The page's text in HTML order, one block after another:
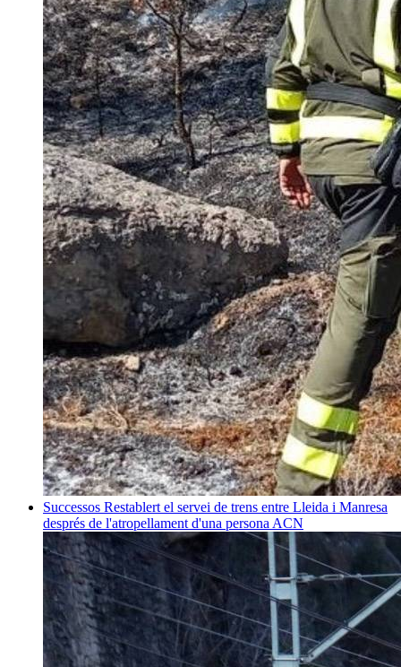
Successos Restablert el servei de trens entre Lleida i Manresa
després de l'atropellament d'una persona ACN